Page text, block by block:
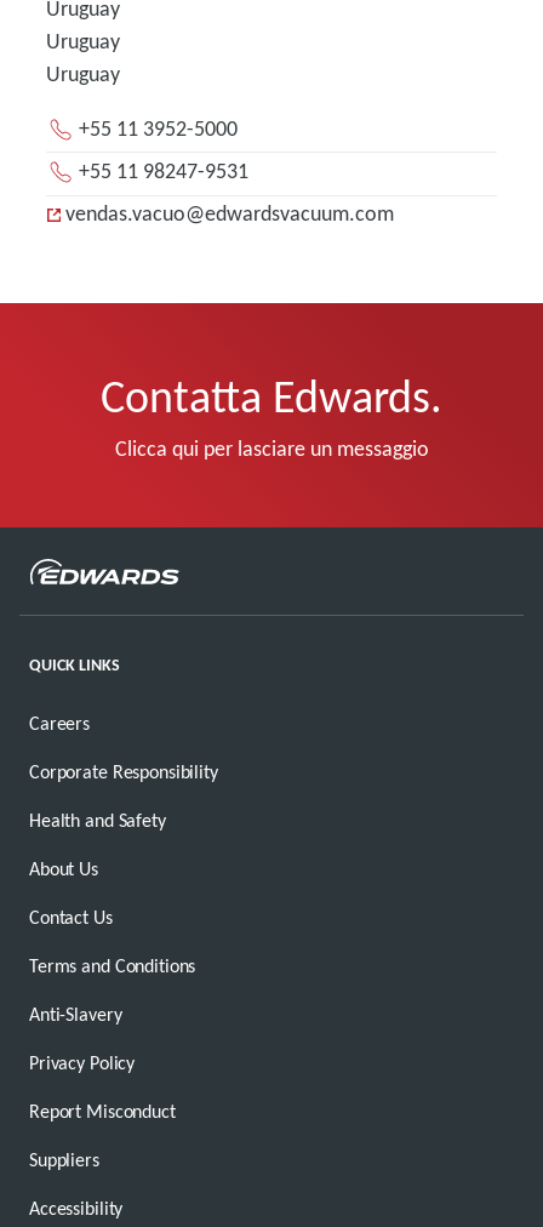
Uruguay
Uruguay
Uruguay
+55 11 3952-5000
+55 11 98247-9531
vendas.vacuo@edwardsvacuum.com
Contatta Edwards.
Clicca qui per lasciare un messaggio
QUICK LINKS
Careers
Corporate Responsibility
Health and Safety
About Us
Contact Us
Terms and Conditions
Anti-Slavery
Privacy Policy
Report Misconduct
Suppliers
Accessibility